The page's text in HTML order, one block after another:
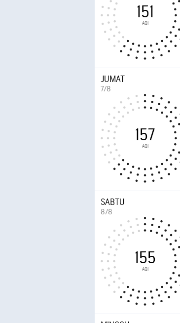
151
AQI
JUMAT
7/8
157
AQI
SABTU
8/8
155
AQI